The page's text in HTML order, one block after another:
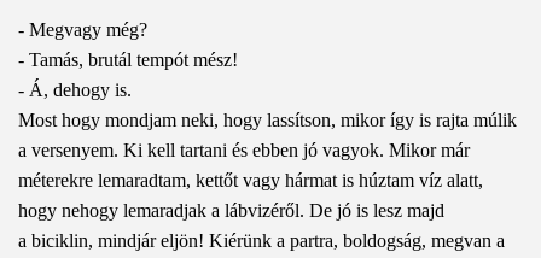
- Megvagy még?
- Tamás, brutál tempót mész!
- Á, dehogy is.
Most hogy mondjam neki, hogy lassítson, mikor így is rajta múlik
a versenyem. Ki kell tartani és ebben jó vagyok. Mikor már
méterekre lemaradtam, kettőt vagy hármat is húztam víz alatt,
hogy nehogy lemaradjak a lábvizéről. De jó is lesz majd
a biciklin, mindjár eljön! Kiérünk a partra, boldogság, megvan a